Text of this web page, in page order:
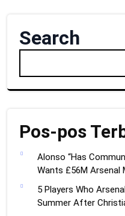
Search
Pos-pos
Alonso “Has
Wants £56M Arsenal
5 Players Who
Summer After